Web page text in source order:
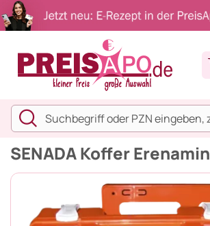
SENADA Koffer Erenamin